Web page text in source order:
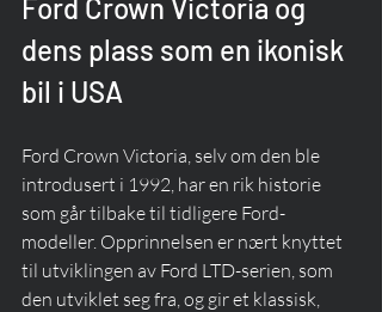
Ford Crown Victoria og
dens plass som en ikonisk
bil i USA
Ford Crown Victoria, selv om den ble
introdusert i 1992, har en rik historie
som går tilbake til tidligere Ford-
modeller. Opprinnelsen er nært knyttet
til utviklingen av Ford LTD-serien, som
den utviklet seg fra, og gir et klassisk,